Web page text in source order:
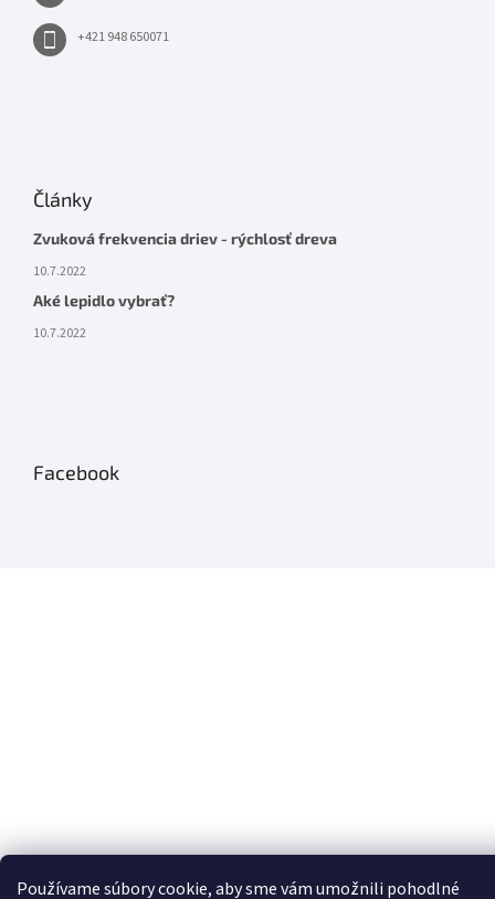
Používame súbory cookie, aby sme vám umožnili pohodlné
+421 948 650071
Články
Zvuková frekvencia driev - rýchlosť dreva
10.7.2022
Aké lepidlo vybrať?
10.7.2022
Facebook